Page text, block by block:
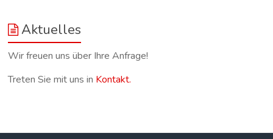
Aktuelles
Wir freuen uns über Ihre Anfrage!
Treten Sie mit uns in Kontakt.